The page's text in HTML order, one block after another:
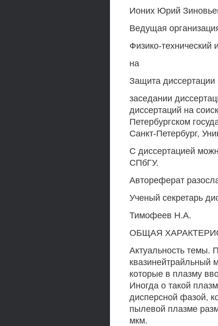
Ионих Юрий
Ведущая
Физико-
на
Защита диссертации
заседании
диссертаций на
Петербургском
Санкт-Петербург,
С диссертацией
СПбГУ.
Автореферат
Ученый секретарь
Тимофеев Н.А.
ОБЩАЯ
Актуальность темы.
квазинейтрайльный
которые в плазму
Иногда о такой
дисперсной фазой,
пылевой плазме
мкм.